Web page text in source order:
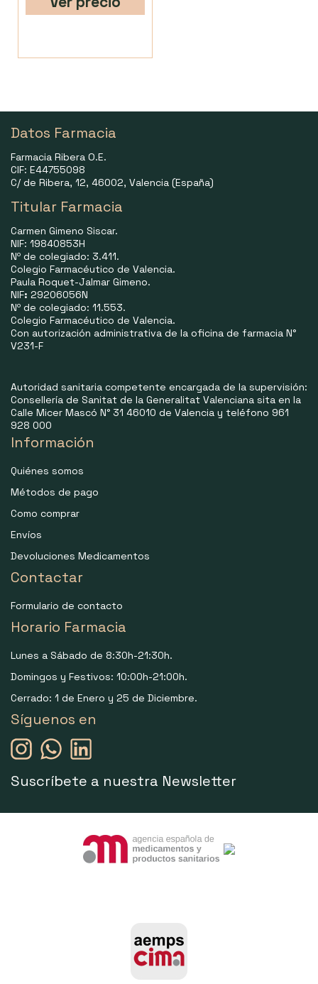
Datos Farmacia
Farmacia Ribera O.E.
CIF: E44755098
C/ de Ribera, 12, 46002, Valencia (España)
Titular Farmacia
Carmen Gimeno Siscar.
NIF: 19840853H
Nº de colegiado: 3.411.
Colegio Farmacéutico de Valencia.
Paula Roquet-Jalmar Gimeno.
NIF: 29206056N
Nº de colegiado: 11.553.
Colegio Farmacéutico de Valencia.
Con autorización administrativa de la oficina de farmacia N°
V231-F
Autoridad sanitaria competente encargada de la supervisión:
Consellería de Sanitat de la Generalitat Valenciana sita en la
Calle Micer Mascó N° 31 46010 de Valencia y teléfono 961
928 000
Información
Quiénes somos
Métodos de pago
Como comprar
Envíos
Devoluciones Medicamentos
Contactar
Formulario de contacto
Horario Farmacia
Lunes a Sábado de 8:30h-21:30h.
Domingos y Festivos: 10:00h-21:00h.
Cerrado: 1 de Enero y 25 de Diciembre.
Síguenos en
Suscríbete a nuestra Newsletter